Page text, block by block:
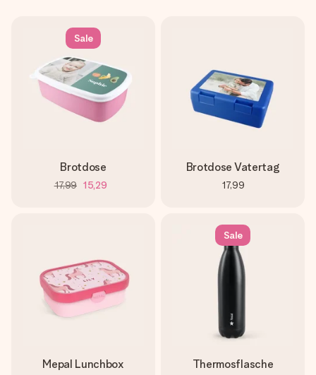
Sale
Brotdose
17,99 15,29
Brotdose Vatertag
17,99
Mepal Lunchbox
Sale
Thermosflasche